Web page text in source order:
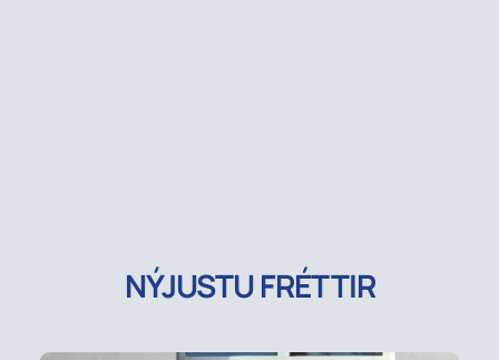
NÝJUSTU FRÉTTIR